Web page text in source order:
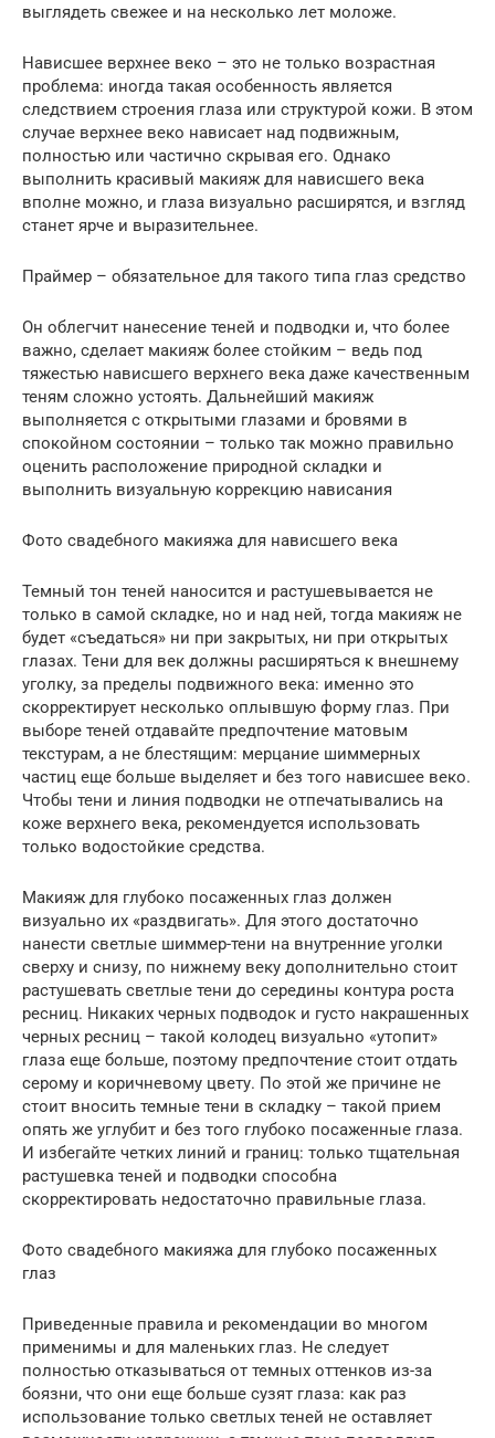
выглядеть свежее и на несколько лет моложе.
Нависшее верхнее веко – это не только возрастная
проблема: иногда такая особенность является
следствием строения глаза или структурой кожи. В этом
случае верхнее веко нависает над подвижным,
полностью или частично скрывая его. Однако
выполнить красивый макияж для нависшего века
вполне можно, и глаза визуально расширятся, и взгляд
станет ярче и выразительнее.
Праймер – обязательное для такого типа глаз средство
Он облегчит нанесение теней и подводки и, что более
важно, сделает макияж более стойким – ведь под
тяжестью нависшего верхнего века даже качественным
теням сложно устоять. Дальнейший макияж
выполняется с открытыми глазами и бровями в
спокойном состоянии – только так можно правильно
оценить расположение природной складки и
выполнить визуальную коррекцию нависания
Фото свадебного макияжа для нависшего века
Темный тон теней наносится и растушевывается не
только в самой складке, но и над ней, тогда макияж не
будет «съедаться» ни при закрытых, ни при открытых
глазах. Тени для век должны расширяться к внешнему
уголку, за пределы подвижного века: именно это
скорректирует несколько оплывшую форму глаз. При
выборе теней отдавайте предпочтение матовым
текстурам, а не блестящим: мерцание шиммерных
частиц еще больше выделяет и без того нависшее веко.
Чтобы тени и линия подводки не отпечатывались на
коже верхнего века, рекомендуется использовать
только водостойкие средства.
Макияж для глубоко посаженных глаз должен
визуально их «раздвигать». Для этого достаточно
нанести светлые шиммер-тени на внутренние уголки
сверху и снизу, по нижнему веку дополнительно стоит
растушевать светлые тени до середины контура роста
ресниц. Никаких черных подводок и густо накрашенных
черных ресниц – такой колодец визуально «утопит»
глаза еще больше, поэтому предпочтение стоит отдать
серому и коричневому цвету. По этой же причине не
стоит вносить темные тени в складку – такой прием
опять же углубит и без того глубоко посаженные глаза.
И избегайте четких линий и границ: только тщательная
растушевка теней и подводки способна
скорректировать недостаточно правильные глаза.
Фото свадебного макияжа для глубоко посаженных
глаз
Приведенные правила и рекомендации во многом
применимы и для маленьких глаз. Не следует
полностью отказываться от темных оттенков из-за
боязни, что они еще больше сузят глаза: как раз
использование только светлых теней не оставляет